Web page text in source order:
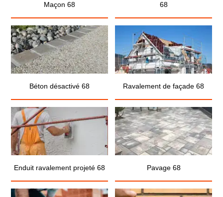
Maçon 68
68
Béton désactivé 68 Ravalement de façade 68
Enduit ravalement projeté 68 Pavage 68